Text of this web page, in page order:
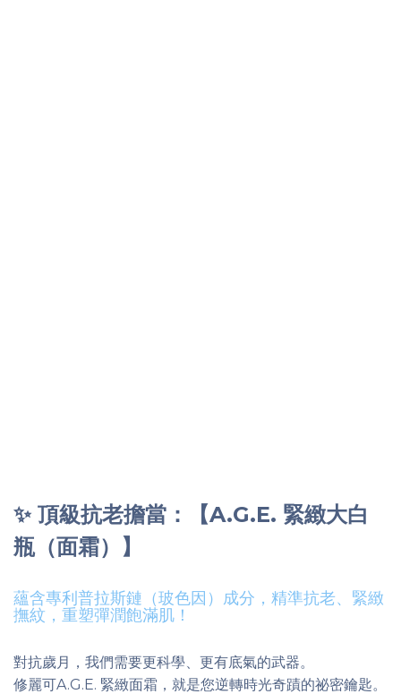
✨ 頂級抗老擔當：【A.G.E. 緊緻大白
瓶（面霜）】
蘊含專利普拉斯鏈（玻色因）成分，精準抗老、緊緻
撫紋，重塑彈潤飽滿肌！
對抗歲月，我們需要更科學、更有底氣的武器。
修麗可A.G.E. 緊緻面霜，就是您逆轉時光奇蹟的祕密鑰匙。